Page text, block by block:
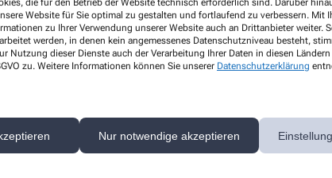
die für den Betrieb der Website technisch erforderlich sind. Darüber
Website für Sie optimal zu gestalten und fortlaufend zu verbessern. Mit
zu Ihrer Verwendung unserer Website auch an Drittanbieter weiter.
werden, in denen kein angemessenes Datenschutzniveau besteht,
Nutzung dieser Dienste auch der Verarbeitung Ihrer Daten in diesen
zu. Weitere Informationen können Sie unserer Datenschutzerklärung
Nur notwendige akzeptieren
Lieferoptionen
Kontakt